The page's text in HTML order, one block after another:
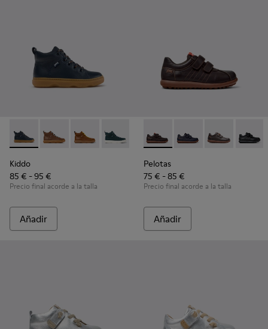
Kiddo - K900189-026 - Botines de piel azules para niños.
Kiddo - K900189-028 - Botines de piel marrones
Kiddo - K900189-025
Kiddo - K900189-021
Kiddo - K900189-020
Kiddo - K900189-018
Kiddo -Kiddo -
Kiddo
85 € - 95 €
Precio final acorde a la talla
Añadir
Pelotas - 80353-044 -
Pelotas - 80353-043
Pelotas -
Pelotas
75 € - 85 €
Precio final acorde a la talla
Añadir